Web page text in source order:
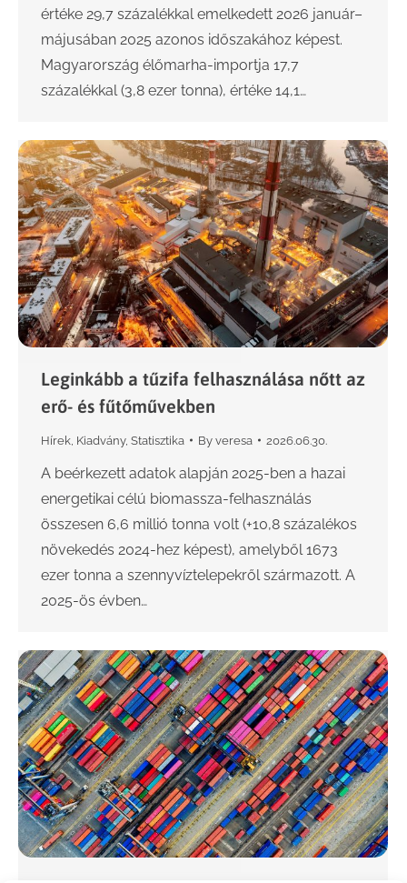
értéke 29,7 százalékkal emelkedett 2026 január–
májusában 2025 azonos időszakához képest.
Magyarország élőmarha-importja 17,7
százalékkal (3,8 ezer tonna), értéke 14,1…
Leginkább a tűzifa felhasználása nőtt az
erő- és fűtőművekben
Hírek Kiadvány, Statisztika By veresa 2026.06.30.
A beérkezett adatok alapján 2025-ben a hazai
energetikai célú biomassza-felhasználás
összesen 6,6 millió tonna volt (+10,8 százalékos
növekedés 2024-hez képest), amelyből 1673
ezer tonna a szennyvíztelepekről származott. A
2025-ös évben…